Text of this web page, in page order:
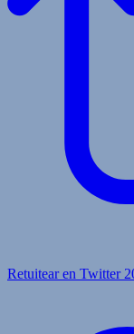
Retuitear en Twitter